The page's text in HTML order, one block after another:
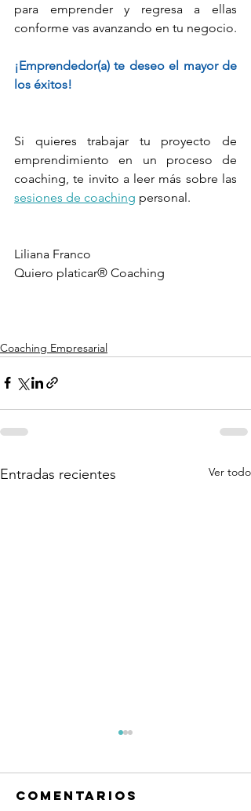
para emprender y regresa a ellas
conforme vas avanzando en tu negocio.
¡Emprendedor(a) te deseo el mayor de
los éxitos!
Si quieres trabajar tu proyecto de
emprendimiento en un proceso de
coaching, te invito a leer más sobre las
sesiones de coaching personal.
Liliana Franco
Quiero platicar® Coaching
Coaching Empresarial
Entradas recientes Ver todo
Comentarios